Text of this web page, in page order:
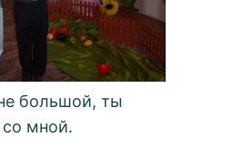
большой, ты
мной.